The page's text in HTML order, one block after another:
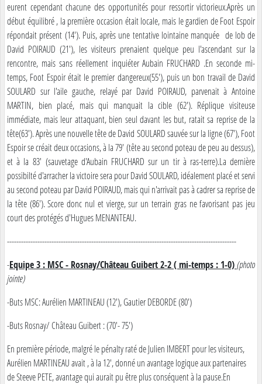
eurent cependant chacune des opportunités pour ressortir victorieux.Après un
début équilibré , la première occasion était locale, mais le gardien de Foot Espoir
répondait présent (14'). Puis, après une tentative lointaine manquée de lob de
David POIRAUD (21'), les visiteurs prenaient quelque peu l'ascendant sur la
rencontre, mais sans réellement inquiéter Aubain FRUCHARD .En seconde mi-
temps, Foot Espoir était le premier dangereux(55'), puis un bon travail de David
SOULARD sur l'aile gauche, relayé par David POIRAUD, parvenait à Antoine
MARTIN, bien placé, mais qui manquait la cible (62'). Réplique visiteuse
immédiate, mais leur attaquant, bien seul davant les but, ratait sa reprise de la
tête(63'). Après une nouvelle tête de David SOULARD sauvée sur la ligne (67'), Foot
Espoir se créait deux occasions, à la 79' (tête au second poteau de peu au dessus),
et à la 83' (sauvetage d'Aubain FRUCHARD sur un tir à ras-terre).La dernière
possibilté d'arracher la victoire sera pour David SOULARD, idéalement placé et servi
au second poteau par David POIRAUD, mais qui n'arrivait pas à cadrer sa reprise de
la tête (86'). Score donc nul et vierge, sur un terrain gras ne favorisant pas jeu
court des protégés d'Hugues MENANTEAU.
--------------------------------------------------------------------------------------------------
-Equipe 3 : MSC - Rosnay/Château Guibert 2-2 ( mi-temps : 1-0)(photo
jointe)
-Buts MSC: Aurélien MARTINEAU (12'), Gautier DEBORDE (80')
-Buts Rosnay/ Château Guibert : (70'- 75')
En première période, malgré le pénalty raté de Julien IMBERT pour les visiteurs,
Aurélien MARTINEAU avait , à la 12', donné un avantage logique aux partenaires
de Steeve PETE, avantage qui aurait pu être plus conséquent à la pause.En